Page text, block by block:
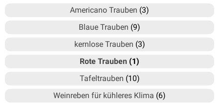
Americano Trauben (3)
Blaue Trauben (9)
kernlose Trauben (3)
Rote Trauben (1)
Tafeltrauben (10)
Weinreben für kühleres Klima (6)